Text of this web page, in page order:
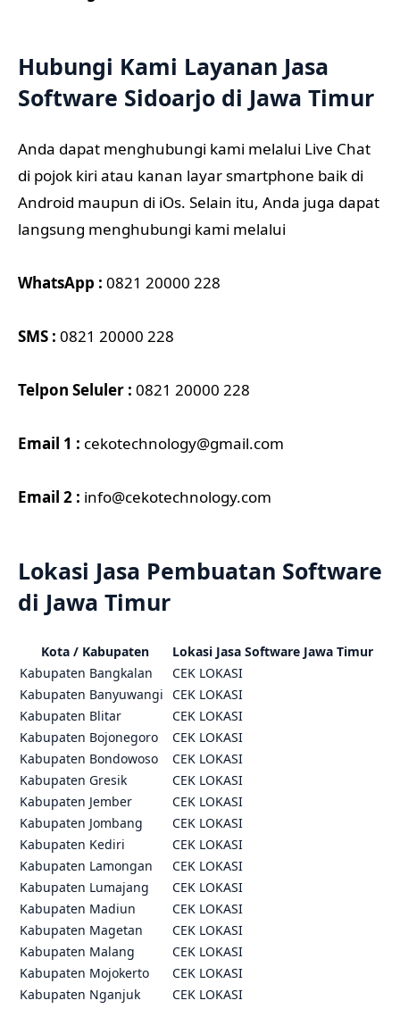
Hubungi Kami Layanan Jasa
Software Sidoarjo di Jawa Timur
Anda dapat menghubungi kami melalui Live Chat
di pojok kiri atau kanan layar smartphone baik di
Android maupun di iOs. Selain itu, Anda juga dapat
langsung menghubungi kami melalui
WhatsApp : 0821 20000 228
SMS : 0821 20000 228
Telpon Seluler : 0821 20000 228
Email 1 : cekotechnology@gmail.com
Email 2 : info@cekotechnology.com
Lokasi Jasa Pembuatan Software
di Jawa Timur
Kota / Kabupaten
Lokasi Jasa Software Jawa Timur
Kabupaten Bangkalan
CEK LOKASI
Kabupaten Banyuwangi CEK LOKASI
Kabupaten Blitar
CEK LOKASI
Kabupaten Bojonegoro
CEK LOKASI
Kabupaten Bondowoso
CEK LOKASI
Kabupaten Gresik
CEK LOKASI
Kabupaten Jember
CEK LOKASI
Kabupaten Jombang
CEK LOKASI
Kabupaten Kediri
CEK LOKASI
Kabupaten Lamongan
CEK LOKASI
Kabupaten Lumajang
CEK LOKASI
Kabupaten Madiun
CEK LOKASI
Kabupaten Magetan
CEK LOKASI
Kabupaten Malang
CEK LOKASI
Kabupaten Mojokerto
CEK LOKASI
Kabupaten Nganjuk
CEK LOKASI